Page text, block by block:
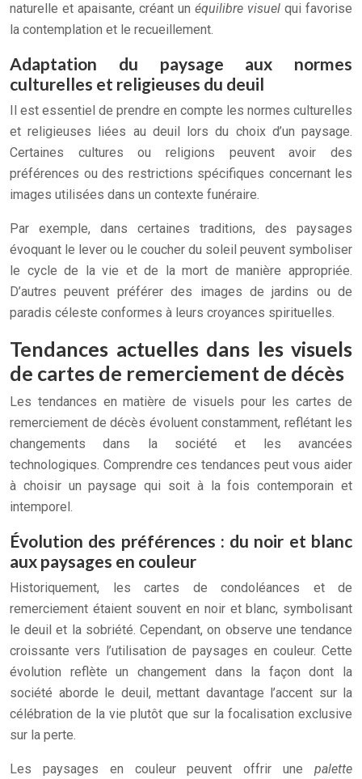
naturelle et apaisante, créant un équilibre visuel qui favorise
la contemplation et le recueillement.
Adaptation du paysage aux normes
culturelles et religieuses du deuil
Il est essentiel de prendre en compte les normes culturelles
et religieuses liées au deuil lors du choix d’un paysage.
Certaines cultures ou religions peuvent avoir des
préférences ou des restrictions spécifiques concernant les
images utilisées dans un contexte funéraire.
Par exemple, dans certaines traditions, des paysages
évoquant le lever ou le coucher du soleil peuvent symboliser
le cycle de la vie et de la mort de manière appropriée.
D’autres peuvent préférer des images de jardins ou de
paradis céleste conformes à leurs croyances spirituelles.
Tendances actuelles dans les visuels
de cartes de remerciement de décès
Les tendances en matière de visuels pour les cartes de
remerciement de décès évoluent constamment, reflétant les
changements dans la société et les avancées
technologiques. Comprendre ces tendances peut vous aider
à choisir un paysage qui soit à la fois contemporain et
intemporel.
Évolution des préférences : du noir et blanc
aux paysages en couleur
Historiquement, les cartes de condoléances et de
remerciement étaient souvent en noir et blanc, symbolisant
le deuil et la sobriété. Cependant, on observe une tendance
croissante vers l’utilisation de paysages en couleur. Cette
évolution reflète un changement dans la façon dont la
société aborde le deuil, mettant davantage l’accent sur la
célébration de la vie plutôt que sur la focalisation exclusive
sur la perte.
Les paysages en couleur peuvent offrir une palette